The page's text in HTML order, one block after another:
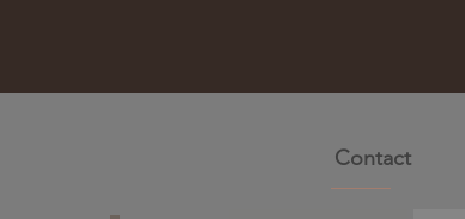
Contact